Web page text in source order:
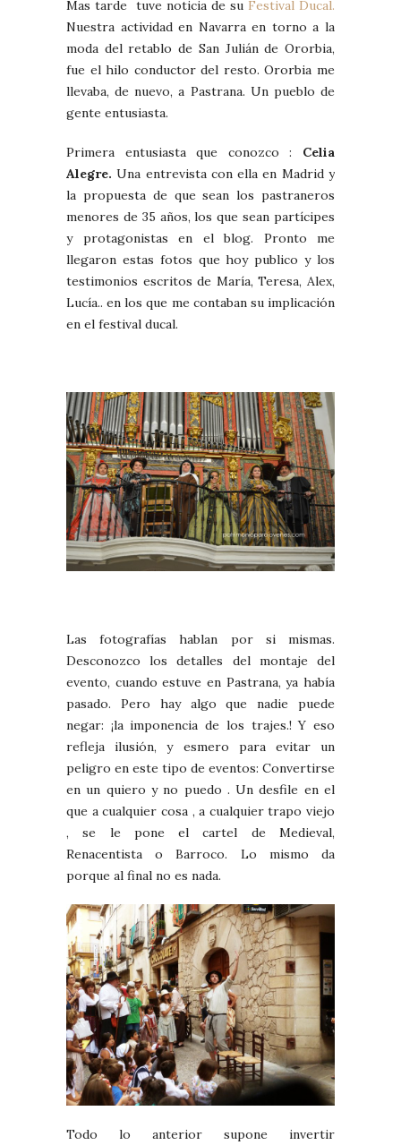
Mas tarde tuve noticia de su Festival Ducal.
Nuestra actividad en Navarra en torno a la
moda del retablo de San Julián de Ororbia,
fue el hilo conductor del resto. Ororbia me
llevaba, de nuevo, a Pastrana. Un pueblo de
gente entusiasta.
Primera entusiasta que conozco : Celia
Alegre. Una entrevista con ella en Madrid y
la propuesta de que sean los pastraneros
menores de 35 años, los que sean partícipes
y protagonistas en el blog. Pronto me
llegaron estas fotos que hoy publico y los
testimonios escritos de María, Teresa, Alex,
Lucía.. en los que me contaban su implicación
en el festival ducal.
Las fotografías hablan por si mismas.
Desconozco los detalles del montaje del
evento, cuando estuve en Pastrana, ya había
pasado. Pero hay algo que nadie puede
negar: ¡la imponencia de los trajes.! Y eso
refleja ilusión, y esmero para evitar un
peligro en este tipo de eventos: Convertirse
en un quiero y no puedo . Un desfile en el
que a cualquier cosa , a cualquier trapo viejo
, se le pone el cartel de Medieval,
Renacentista o Barroco. Lo mismo da
porque al final no es nada.
Todo lo anterior supone invertir